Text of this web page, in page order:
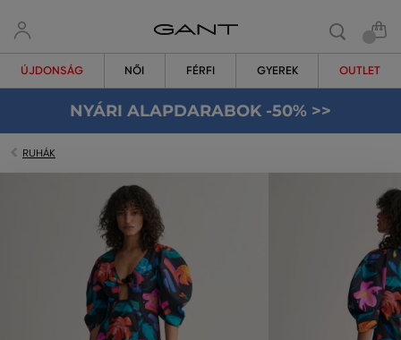
ÚJDONSÁG NŐI FÉRFI GYEREK OUTLET
NYÁRI ALAPDARABOK -50% >>
RUHÁK